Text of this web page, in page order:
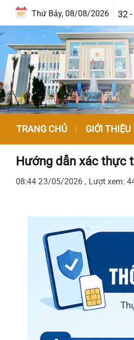
Thứ Bảy, 08/08/2026 32 -
TRANG CHỦ GIỚI THIỆU
Hướng dẫn xác thực
08:44 23/05/2026 , Lượt xem: